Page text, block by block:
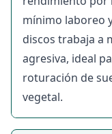
agrícolas de
suelo, cultivos y
Gradas rápidas,
preparación
y mínimo
excelente
mínimo laboreo
discos trabaja a
agresiva, ideal
roturación de
vegetal.